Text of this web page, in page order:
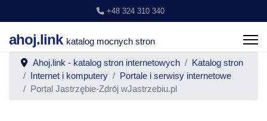
+48 324 310 340
ahoj.link katalog mocnych stron
Ahoj.link - katalog stron internetowych
Katalog stron
Internet i komputery
Portale i serwisy internetowe
Portal Jastrzębie-Zdrój wJastrzebiu.pl